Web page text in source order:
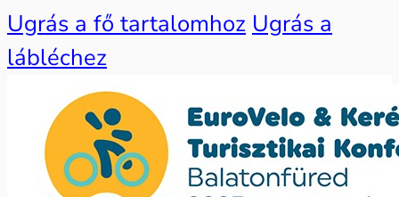
Ugrás a fő tartalomhoz Ugrás a
lábléchez